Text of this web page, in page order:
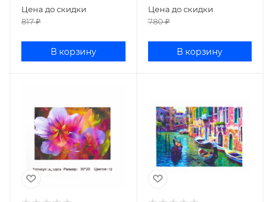
Цена до скидки
817₽
В корзину
Цена до скидки
780₽
В корзину